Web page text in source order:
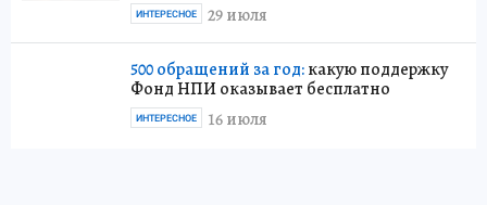
29 июля
ИНТЕРЕСНОЕ
500 обращений за год:какую поддержку
Фонд НПИ оказывает бесплатно
16 июля
ИНТЕРЕСНОЕ